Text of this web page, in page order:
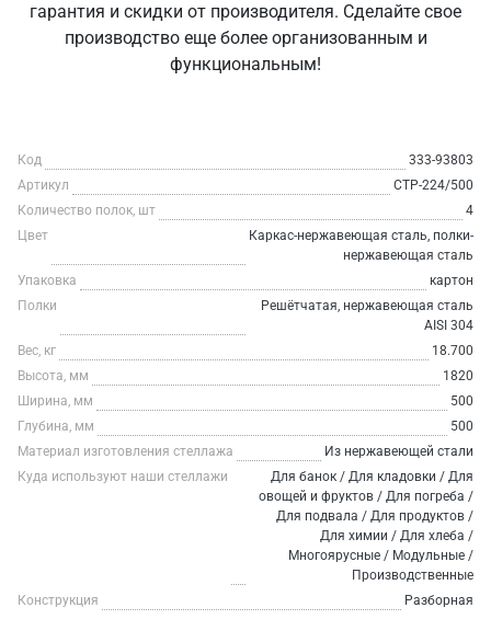
гарантия и скидки от производителя. Сделайте свое
производство еще более организованным и
функциональным!
Код
333-93803
Артикул
СТР-224/500
Количество полок, шт
4
Цвет
Каркас-нержавеющая сталь, полки-
нержавеющая сталь
Упаковка
картон
Полки
Решётчатая, нержавеющая сталь
AISI 304
Вес, кг
18.700
Высота, мм
1820
Ширина, мм
500
Глубина, мм
500
Материал изготовления стеллажа
Из нержавеющей стали
Куда используют наши стеллажи
Для банок / Для кладовки / Для
овощей и фруктов / Для погреба /
Для подвала / Для продуктов /
Для химии / Для хлеба /
Многоярусные / Модульные /
Производственные
Конструкция
Разборная